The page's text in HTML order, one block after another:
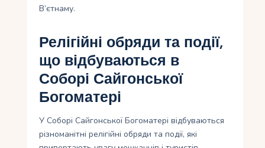
В’єтнаму.
Релігійні обряди та події,
що відбуваються в
Соборі Сайгонської
Богоматері
У Соборі Сайгонської Богоматері відбуваються
різноманітні релігійні обряди та події, які